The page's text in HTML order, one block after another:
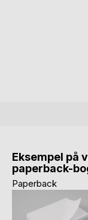
Eksempel på
paperback-
Paperback